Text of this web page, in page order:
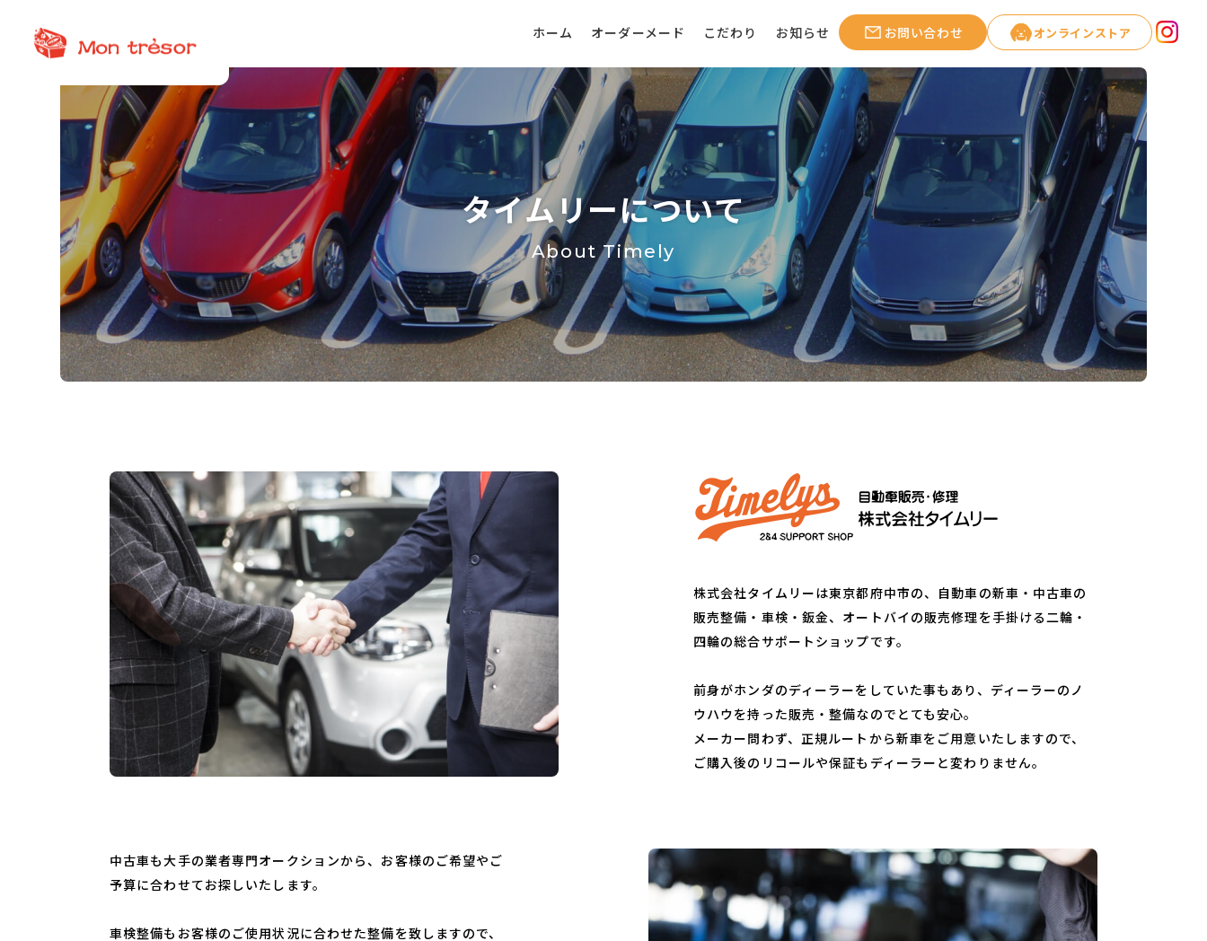
ホーム オーダーメード こだわり お知らせ お問い合わせ オンラインストア
タイムリーについて
About Timely
株式会社タイムリーは東京都府中市の、自動車の新車・中古車の
販売整備・車検・鈑金、オートバイの販売修理を手掛ける二輪・
四輪の総合サポートショップです。
前身がホンダのディーラーをしていた事もあり、ディーラーのノ
ウハウを持った販売・整備なのでとても安心。
メーカー問わず、正規ルートから新車をご用意いたしますので、
ご購入後のリコールや保証もディーラーと変わりません。
中古車も大手の業者専門オークションから、お客様のご希望やご
予算に合わせてお探しいたします。
車検整備もお客様のご使用状況に合わせた整備を致しますので、